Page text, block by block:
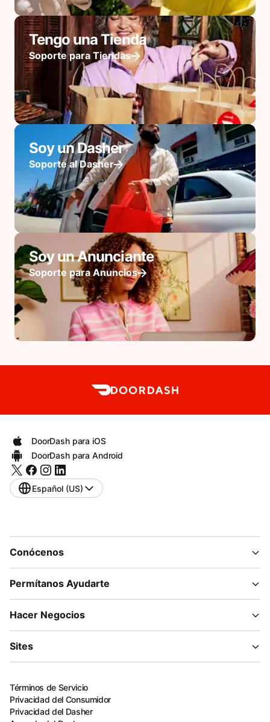
Tengo una Tienda
Soporte para Tiendas
Soy un Dasher
Soporte al Dasher
Soy un Anunciante
Soporte para Anuncios
DoorDash para iOS
DoorDash para Android
Español (US)
Conócenos
Permítanos Ayudarte
Hacer Negocios
Sites
Términos de Servicio
Privacidad del Consumidor
Privacidad del Dasher